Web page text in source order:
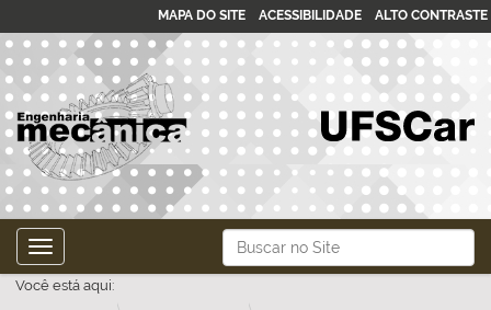
Busca
Busca Avançada…
MAPA DO SITE ACESSIBILIDADE ALTO CONTRASTE
Toggle navigation
Você está aqui: